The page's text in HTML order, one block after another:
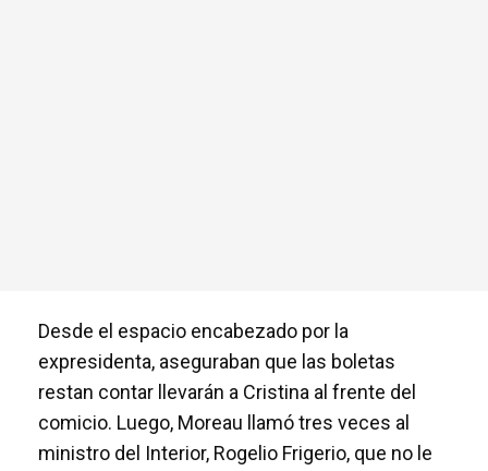
Desde el espacio encabezado por la
expresidenta, aseguraban que las boletas
restan contar llevarán a Cristina al frente del
comicio. Luego, Moreau llamó tres veces al
ministro del Interior, Rogelio Frigerio, que no le